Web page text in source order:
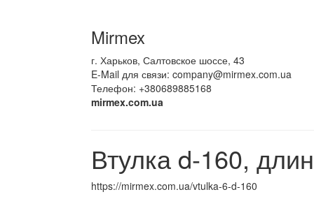
Mirmex
г. Харьков, Салтовское шоссе, 43
E-Mail для связи: company@mirmex.com.ua
Телефон: +380689885168
mirmex.com.ua
Втулка d-160,
https://mirmex.com.ua/vtulka-6-d-160